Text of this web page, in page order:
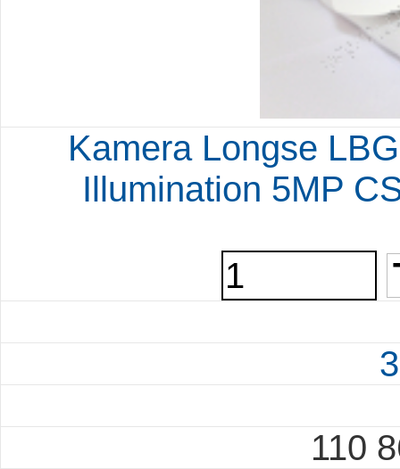
Kamera Longse
Illumination 5MP
110